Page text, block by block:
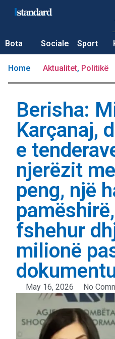
Bota Sociale Sport
Home Aktualitet, Politikë
Berisha:
Karçanaj,
e
njerëzit
peng, një
fshehur
milionë
May 16, 2026 No